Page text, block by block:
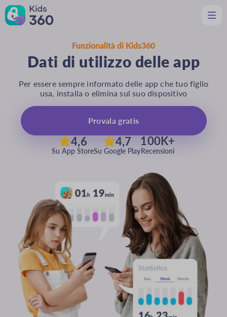
Caratteristiche
Utile per i genitori
Scarica
It
Funzionalità di Kids360
Dati di utilizzo delle app
Per essere sempre informato delle app che tuo figlio
usa, installa o elimina sul suo dispositivo
Provala gratis
4,6
Su App Store
4,7
Su Google Play
100K+
Recensioni